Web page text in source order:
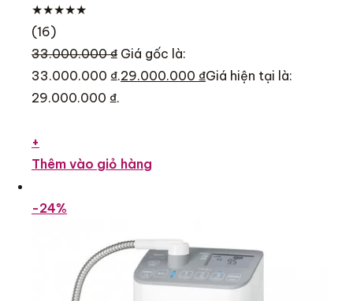
★★★★★
(16)
33.000.000 ₫ Giá gốc là:
33.000.000 ₫.29.000.000 ₫Giá hiện tại là:
29.000.000 ₫.
+
Thêm vào giỏ hàng
-24%